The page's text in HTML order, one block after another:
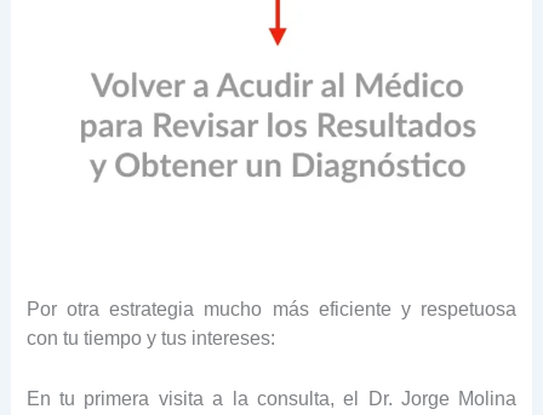
Por otra estrategia mucho más eficiente y respetuosa
con tu tiempo y tus intereses:
En tu primera visita a la consulta, el Dr. Jorge Molina